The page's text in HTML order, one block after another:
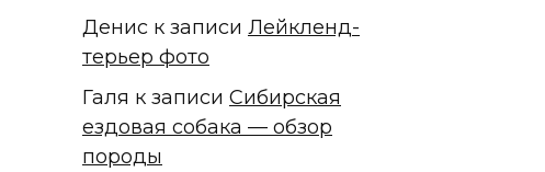
Денис к записи Лейкленд-
терьер фото
Галя к записи Сибирская
ездовая собака — обзор
породы